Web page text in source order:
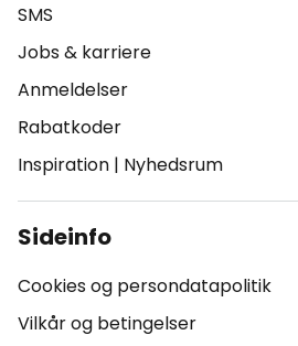
SMS
Jobs & karriere
Anmeldelser
Rabatkoder
Inspiration | Nyhedsrum
Sideinfo
Cookies og persondatapolitik
Vilkår og betingelser